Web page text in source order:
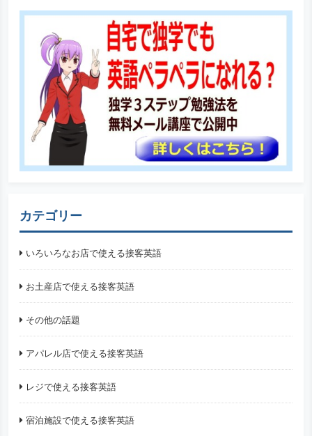
カテゴリー
いろいろなお店で使える接客英語
お土産店で使える接客英語
その他の話題
アパレル店で使える接客英語
レジで使える接客英語
宿泊施設で使える接客英語